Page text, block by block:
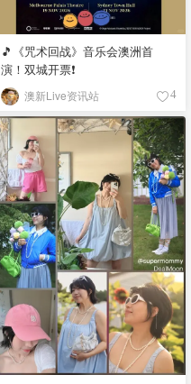
🎵《咒术回战》音乐会澳洲首
演！双城开票❗️
澳新Live资讯站 4